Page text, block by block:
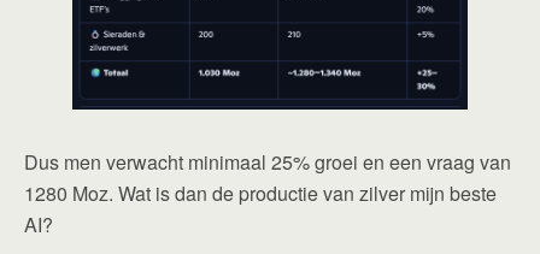
Dus men verwacht minimaal 25% groei en een vraag van
1280 Moz. Wat is dan de productie van zilver mijn beste
AI?